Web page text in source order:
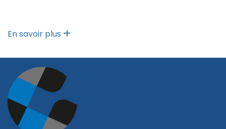
En savoir plus